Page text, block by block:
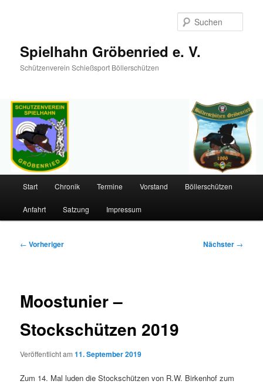
Spielhahn Gröbenried e. V.
Schützenverein Schießsport Böllerschützen
Zum
primären
Start Chronik Termine Vorstand Böllerschützen
Anfahrt Satzung Impressum
Beitragsnavigation
← Vorheriger Nächster →
Moostunier –
Stockschützen 2019
Veröffentlicht am11. September 2019
Zum 14. Mal luden die Stockschützen von R.W. Birkenhof zum